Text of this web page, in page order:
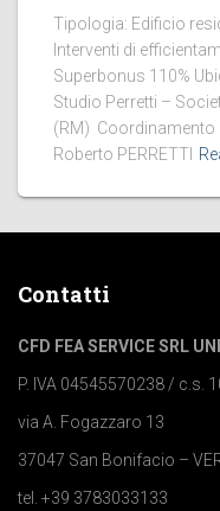
Tipologia: Edificio
Interventi di
Superbonus 110%
Studio Perretti –
(RM) Coordinamento
Roberto PERRETTI
Contatti
CFD FEA SERVICE SRL
P. IVA 04545570238 / c.s.
via A. Fogazzaro 13
37047 San Bonifacio –
tel. +39 3783033133